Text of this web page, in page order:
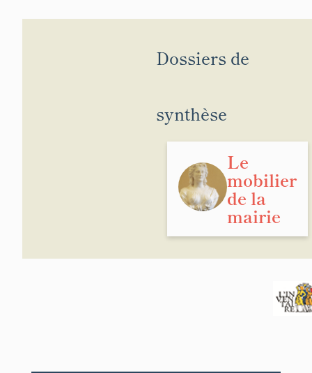
Dossiers de
synthèse
Le
mobilier
de la
mairie